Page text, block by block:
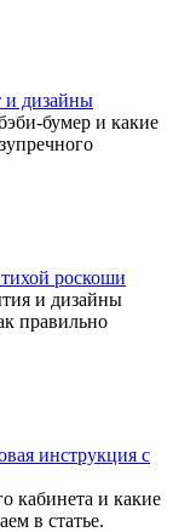
и дизайны
бумер и какие
роскоши
и дизайны
правильно
инструкция с
кабинета и какие
в статье.